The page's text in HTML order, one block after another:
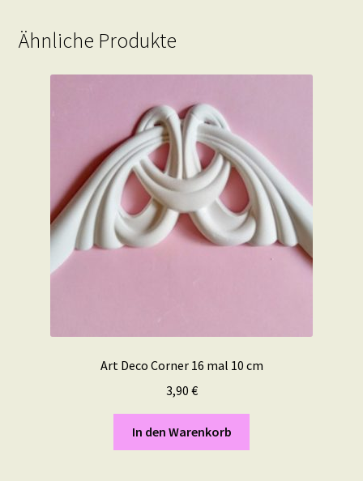
Ähnliche Produkte
Art Deco Corner 16 mal 10 cm
3,90 €
In den Warenkorb